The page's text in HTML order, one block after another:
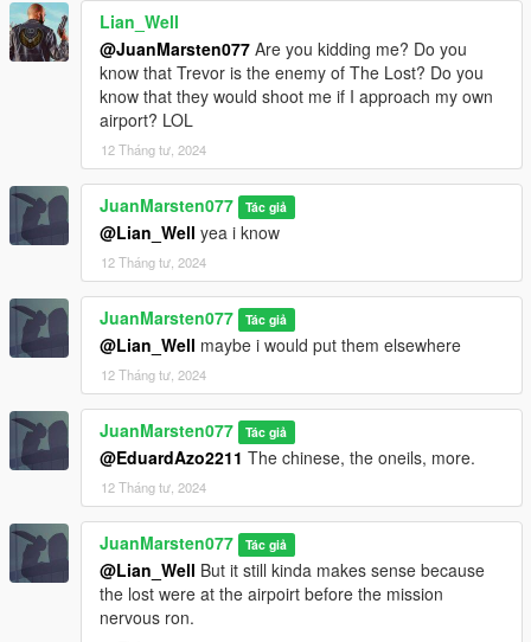
Lian_Well
@JuanMarsten077 Are you kidding me? Do you
know that Trevor is the enemy of The Lost? Do you
know that they would shoot me if I approach my own
airport? LOL
12 Tháng tư, 2024
JuanMarsten077 Tác giả
@Lian_Well yea i know
12 Tháng tư, 2024
JuanMarsten077 Tác giả
@Lian_Well maybe i would put them elsewhere
12 Tháng tư, 2024
JuanMarsten077 Tác giả
@EduardAzo2211 The chinese, the oneils, more.
12 Tháng tư, 2024
JuanMarsten077 Tác giả
@Lian_Well But it still kinda makes sense because
the lost were at the airpoirt before the mission
nervous ron.